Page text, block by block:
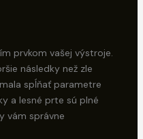
prvkom vašej výstroje.
následky než zle
spĺňať parametre
a lesné prte sú plné
vám správne